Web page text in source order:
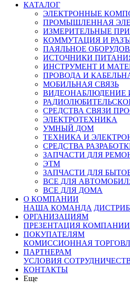
КАТАЛОГ
ЭЛЕКТРОННЫЕ
ПРОМЫШЛЕННАЯ
ИЗМЕРИТЕЛЬНЫЕ
КОММУТАЦИЯ И
ПАЯЛЬНОЕ
ИСТОЧНИКИ
ИНСТРУМЕНТ И
ПРОВОДА И
МОБИЛЬНАЯ СВЯЗЬ
ВИДЕОНАБЛЮДЕНИЕ
СРЕДСТВА СВЯЗИ
ЭЛЕКТРОТЕХНИКА
УМНЫЙ ДОМ
ТЕХНИКА И
СРЕДСТВА
ЗАПЧАСТИ ДЛЯ
ЭТМ
ЗАПЧАСТИ ДЛЯ
ВСЕ ДЛЯ
ВСЕ ДЛЯ ДОМА
О КОМПАНИИ
НАША КОМАНДА
ОРГАНИЗАЦИЯМ
ПРЕЗЕНТАЦИЯ КОМПАНИИ
ПОКУПАТЕЛЯМ
КОМИССИОННАЯ
ПАРТНЕРАМ
УСЛОВИЯ
КОНТАКТЫ
Еще